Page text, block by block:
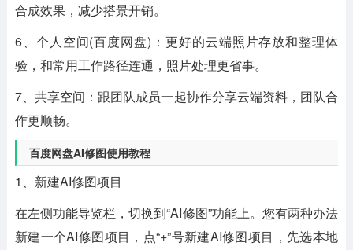
合成效果，减少搭景开销。
6、个人空间(百度网盘)：更好的云端照片存放和整理体
验，和常用工作路径连通，照片处理更省事。
7、共享空间：跟团队成员一起协作分享云端资料，团队合
作更顺畅。
百度网盘AI修图使用教程
1、新建AI修图项目
在左侧功能导览栏，切换到“AI修图”功能上。您有两种办法
新建一个AI修图项目，点“+”号新建AI修图项目，先选本地